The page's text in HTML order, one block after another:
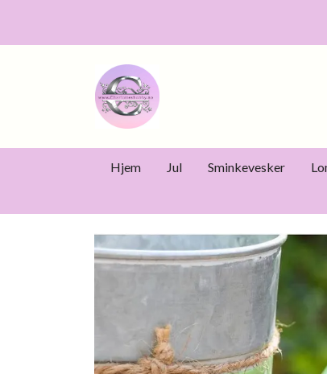
Hjem Jul Sminkevesker